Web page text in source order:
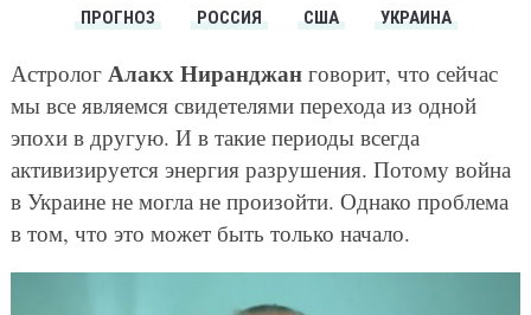
ПРОГНОЗ
РОССИЯ США УКРАИНА
Астролог Алакх Ниранджанговорит, что сейчас
мы все являемся свидетелями перехода из одной
эпохи в другую. И в такие периоды всегда
активизируется энергия разрушения. Потому война
в Украине не могла не произойти. Однако проблема
в том, что это может быть только начало.